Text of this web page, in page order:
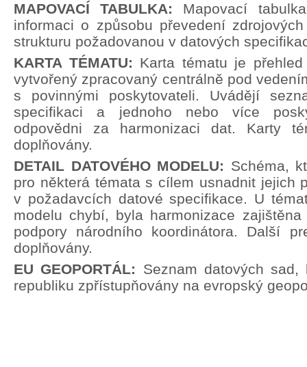
MAPOVACÍ TABULKA: Mapovací
informaci o způsobu převedení
strukturu požadovanou v datových
KARTA TÉMATU: Karta tématu je
vytvořený zpracovaný centrálně pod
s povinnými poskytovateli. Uvádějí
specifikaci a jednoho nebo více
odpovědni za harmonizaci dat. Karty
doplňovány.
DETAIL DATOVÉHO MODELU: Schéma,
pro některá témata s cílem usnadnit jejich
v požadavcích datové specifikace. U
modelu chybí, byla harmonizace
podpory národního koordinátora. Další
doplňovány.
EU GEOPORTÁL: Seznam datových
republiku zpřístupňovány na evropský